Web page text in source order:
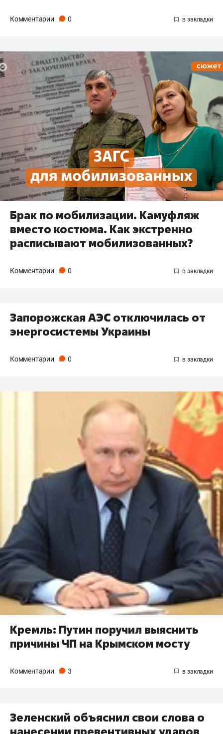
Комментарии 0
Брак по мобилизации. Камуфляж
вместо костюма. Как экстренно
расписывают мобилизованных?
Комментарии 0
Запорожская АЭС отключилась от
энергосистемы Украины
Комментарии 0
Кремль: Путин поручил выяснить
причины ЧП на Крымском мосту
Комментарии 3
Зеленский объяснил свои слова о